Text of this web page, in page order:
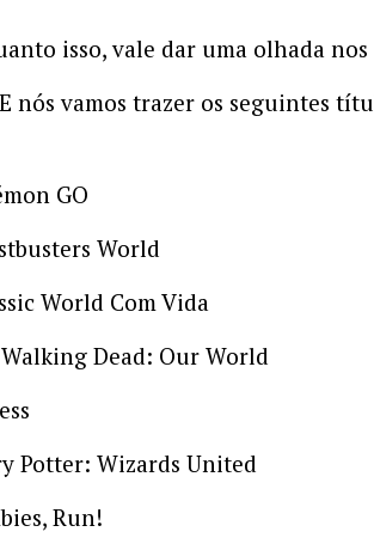
isso, vale dar uma olhada nos
E nós vamos trazer os seguintes
GO
World
World Com Vida
Dead: Our World
Potter: Wizards United
Run!